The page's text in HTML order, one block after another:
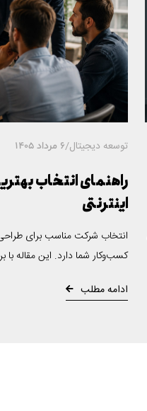
توسعه دیجیتال/6 مرداد 1405
راهنمای انتخاب
اینترنتی
انتخاب شرکت مناسب برای طراحی
کسب‌وکار شما دارد. این مقاله
ادامه مطلب